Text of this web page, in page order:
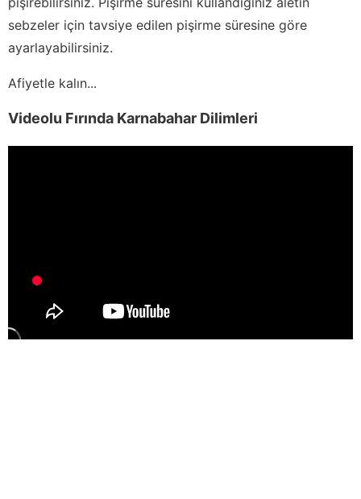
sebzeler için tavsiye edilen pişirme süresine göre
ayarlayabilirsiniz.
Afiyetle kalın...
Videolu Fırında Karnabahar Dilimleri